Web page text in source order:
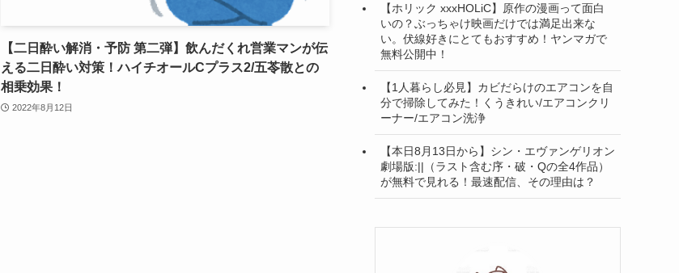
【二日酔い解消・予防 第二弾】飲んだくれ営業マンが伝
える二日酔い対策！ハイチオールCプラス2/五苓散との
相乗効果！
2022年8月12日
【ホリック xxxHOLiC】原作の漫画って面白
いの？ぶっちゃけ映画だけでは満足出来な
い。伏線好きにとてもおすすめ！ヤンマガで
無料公開中！
【1人暮らし必見】カビだらけのエアコンを自
分で掃除してみた！くうきれい/エアコンクリ
ーナー/エアコン洗浄
【本日8月13日から】シン・エヴァンゲリオン
劇場版:||（ラスト含む序・破・Qの全4作品）
が無料で見れる！最速配信、その理由は？